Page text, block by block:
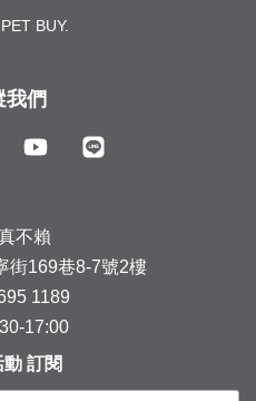
BUY.
我們
Instagram YouTube
不賴
街169巷8-7號2樓
1189
17:00
訂閱